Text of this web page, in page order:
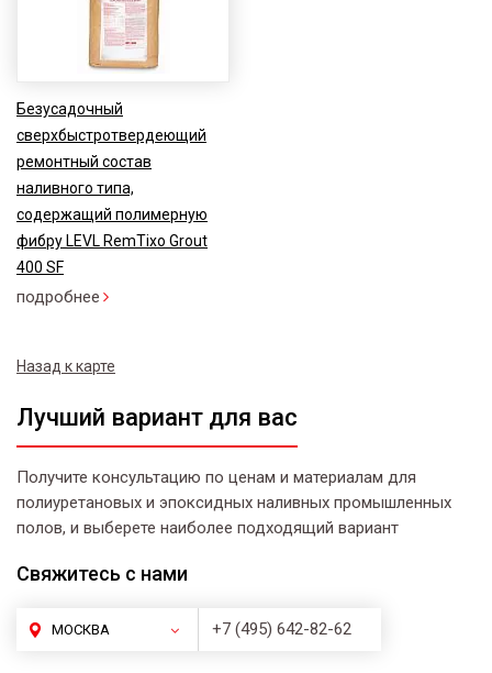
Безусадочный
сверхбыстротвердеющий
ремонтный состав
наливного типа,
содержащий полимерную
фибру LEVL RemTixo Grout
400 SF
подробнее
Назад к карте
Лучший вариант для вас
Получите консультацию по ценам и материалам для
полиуретановых и эпоксидных наливных промышленных
полов, и выберете наиболее подходящий вариант
Свяжитесь с нами
МОСКВА +7 (495) 642-82-62